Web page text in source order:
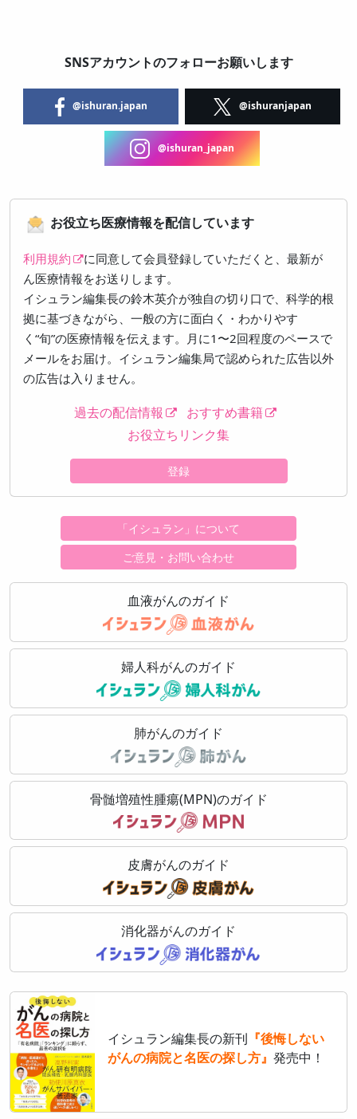
SNSアカウントのフォローお願いします
@ishuran.japan @ishuranjapan
@ishuran_japan
お役立ち医療情報を配信しています
利用規約
に同意して会員登録していただくと、最新が
ん医療情報をお送りします。
イシュラン編集長の鈴木英介が独自の切り口で、科学的根
拠に基づきながら、一般の方に面白く・わかりやす
く“旬”の医療情報を伝えます。月に1〜2回程度のペースで
メールをお届け。イシュラン編集局で認められた広告以外
の広告は入りません。
過去の配信情報
おすすめ書籍
お役立ちリンク集
登録
「イシュラン」について
ご意見・お問い合わせ
血液がんのガイド
婦人科がんのガイド
肺がんのガイド
骨髄増殖性腫瘍(MPN)のガイド
皮膚がんのガイド
消化器がんのガイド
イシュラン編集長の新刊
『後悔しない
がんの病院と名医の探し方』 発売中！